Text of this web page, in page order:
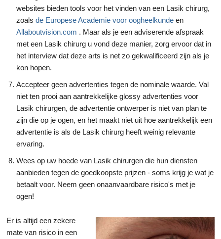
websites bieden tools voor het vinden van een Lasik chirurg,
zoals de Europese Academie voor oogheelkunde en
Allaboutvision.com . Maar als je een adviserende afspraak
met een Lasik chirurg u vond deze manier, zorg ervoor dat in
het interview dat deze arts is net zo gekwalificeerd zijn als je
kon hopen.
Accepteer geen advertenties tegen de nominale waarde. Val
niet ten prooi aan aantrekkelijke glossy advertenties voor
Lasik chirurgen, de advertentie ontwerper is niet van plan te
zijn die op je ogen, en het maakt niet uit hoe aantrekkelijk een
advertentie is als de Lasik chirurg heeft weinig relevante
ervaring.
Wees op uw hoede van Lasik chirurgen die hun diensten
aanbieden tegen de goedkoopste prijzen - soms krijg je wat je
betaalt voor. Neem geen onaanvaardbare risico's met je
ogen!
Er is altijd een zekere
mate van risico in een